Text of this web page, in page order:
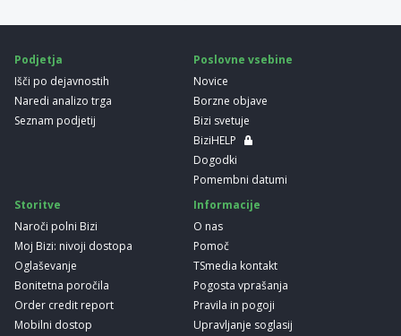
Podjetja
Išči po dejavnostih
Naredi analizo trga
Seznam podjetij
Poslovne vsebine
Novice
Borzne objave
Bizi svetuje
BiziHELP
Dogodki
Pomembni datumi
Storitve
Naroči polni Bizi
Moj Bizi: nivoji dostopa
Oglaševanje
Bonitetna poročila
Order credit report
Mobilni dostop
Informacije
O nas
Pomoč
TSmedia kontakt
Pogosta vprašanja
Pravila in pogoji
Upravljanje soglasij